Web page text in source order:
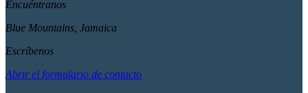
Encuéntranos
Blue Mountains, Jamaica
Escríbenos
Abrir el formulario de contacto